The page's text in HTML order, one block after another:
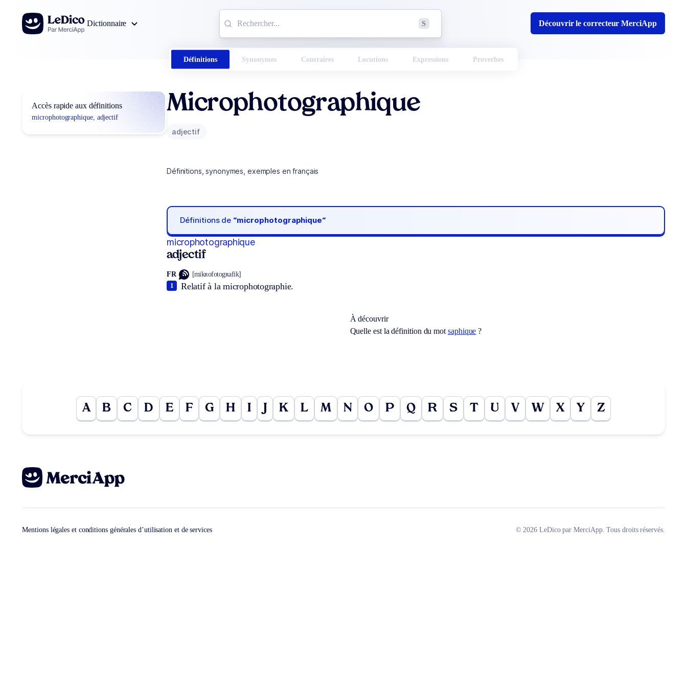
Aller au contenu
Dictionnaire
S Découvrir le correcteur MerciApp
Définitions Synonymes Contraires Locutions Expressions Proverbes
Accès rapide aux définitions
microphotographique, adjectif
Microphotographique
adjectif
Définitions, synonymes, exemples en français
Définitions de “microphotographique“
microphotographique
adjectif
FR [mikʀofotogʀafik]
Relatif à la microphotographie.
1
À découvrir
Quelle est la définition du mot saphique ?
A B C D E F G H I K L M N O P Q R S T U V W X Y Z
Mentions légales et conditions générales d’utilisation et de services © 2026 LeDico par MerciApp. Tous droits réservés.